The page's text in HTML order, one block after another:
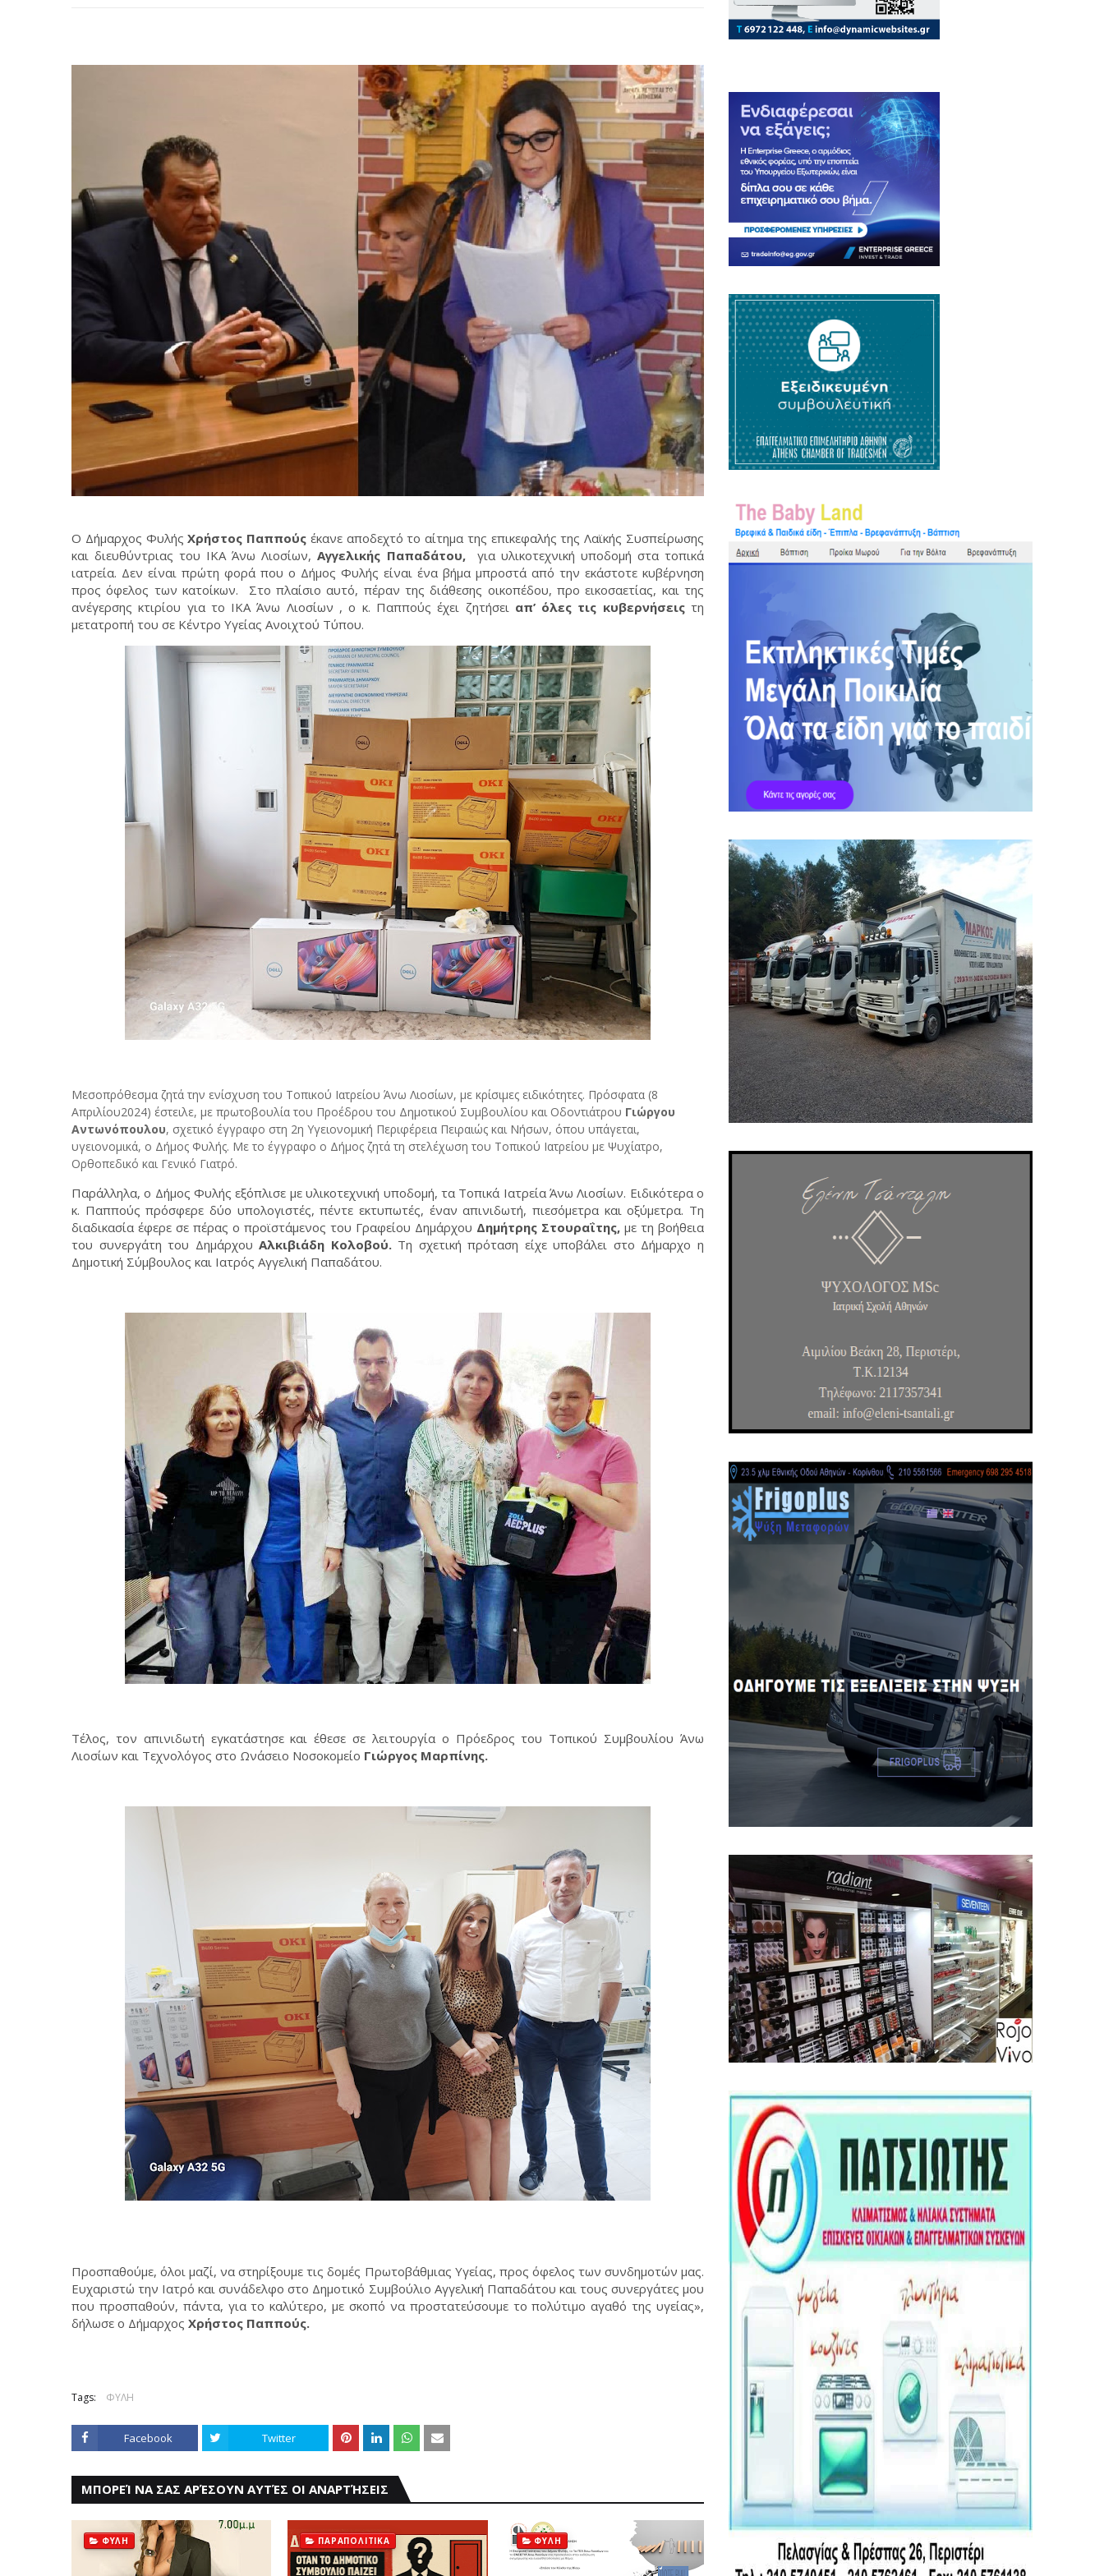
Ο Δήμαρχος ΦυλήςΧρήστος Παππούς έκανε αποδεχτό το αίτημα της επικεφαλής της Λαϊκής Συσπείρωσης
και διευθύντριας του ΙΚΑ Άνω Λιοσίων,Αγγελικής Παπαδάτου, για υλικοτεχνική υποδομή στα τοπικά
ιατρεία. Δεν είναι πρώτη φορά που ο Δήμος Φυλής είναι ένα βήμα μπροστά από την εκάστοτε κυβέρνηση
προς όφελος των κατοίκων. Στο πλαίσιο αυτό, πέραν της διάθεσης οικοπέδου, προ εικοσαετίας, και της
ανέγερσης κτιρίου για το ΙΚΑ Άνω Λιοσίων , ο κ. Παππούς έχει ζητήσει απ’ όλες τις κυβερνήσειςτη
μετατροπή του σε Κέντρο Υγείας Ανοιχτού Τύπου.
Μεσοπρόθεσμα ζητά την ενίσχυση του Τοπικού Ιατρείου Άνω Λιοσίων, με κρίσιμες ειδικότητες. Πρόσφατα (8
Απριλίου2024) έστειλε, με πρωτοβουλία του Προέδρου του Δημοτικού Συμβουλίου και Οδοντιάτρου Γιώργου
Αντωνόπουλου, σχετικό έγγραφο στη 2η Υγειονομική Περιφέρεια Πειραιώς και Νήσων, όπου υπάγεται,
υγειονομικά, ο Δήμος Φυλής. Με το έγγραφο ο Δήμος ζητά τη στελέχωση του Τοπικού Ιατρείου με Ψυχίατρο,
Ορθοπεδικό και Γενικό Γιατρό.
Παράλληλα, ο Δήμος Φυλής εξόπλισε με υλικοτεχνική υποδομή, τα Τοπικά Ιατρεία Άνω Λιοσίων. Ειδικότερα ο
κ. Παππούς πρόσφερε δύο υπολογιστές, πέντε εκτυπωτές, έναν απινιδωτή, πιεσόμετρα και οξύμετρα. Τη
διαδικασία έφερε σε πέρας ο προϊστάμενος του Γραφείου Δημάρχου Δημήτρης Στουραΐτης, με τη βοήθεια
του συνεργάτη του ΔημάρχουΑλκιβιάδη Κολοβού.Τη σχετική πρόταση είχε υποβάλει στο Δήμαρχο η
Δημοτική Σύμβουλος και Ιατρός Αγγελική Παπαδάτου.
Τέλος, τον απινιδωτή εγκατάστησε και έθεσε σε λειτουργία ο Πρόεδρος του Τοπικού Συμβουλίου Άνω
Λιοσίων και Τεχνολόγος στο Ωνάσειο Νοσοκομείο Γιώργος Μαρπίνης.
Προσπαθούμε, όλοι μαζί, να στηρίξουμε τις δομές Πρωτοβάθμιας Υγείας, προς όφελος των συνδημοτών μας.
Ευχαριστώ την Ιατρό και συνάδελφο στο Δημοτικό Συμβούλιο Αγγελική Παπαδάτου και τους συνεργάτες μου
που προσπαθούν, πάντα, για το καλύτερο, με σκοπό να προστατεύσουμε το πολύτιμο αγαθό της υγείας»,
δήλωσε ο Δήμαρχος Χρήστος Παππούς.
Tags: ΦΥΛΗ
Facebook Twitter
ΜΠΟΡΕΊ ΝΑ ΣΑΣ ΑΡΈΣΟΥΝ ΑΥΤΈΣ ΟΙ ΑΝΑΡΤΉΣΕΙΣ
ΦΥΛΗ ΠΑΡΑΠΟΛΙΤΙΚΑ ΦΥΛΗ